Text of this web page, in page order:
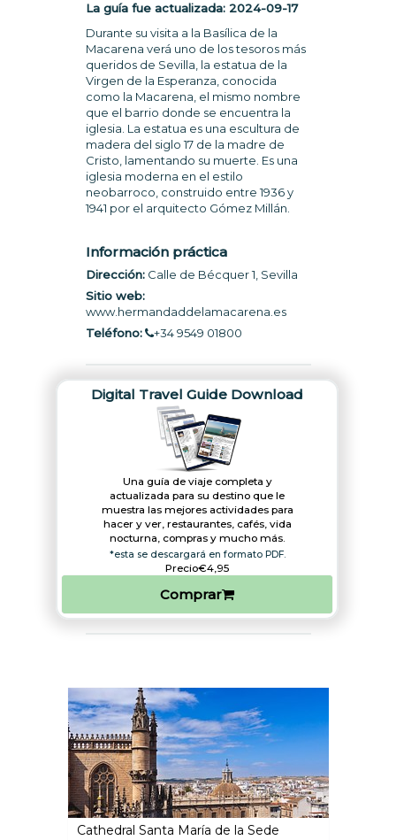
La guía fue actualizada: 2024-09-17
Durante su visita a la Basílica de la
Macarena verá uno de los tesoros más
queridos de Sevilla, la estatua de la
Virgen de la Esperanza, conocida
como la Macarena, el mismo nombre
que el barrio donde se encuentra la
iglesia. La estatua es una escultura de
madera del siglo 17 de la madre de
Cristo, lamentando su muerte. Es una
iglesia moderna en el estilo
neobarroco, construido entre 1936 y
1941 por el arquitecto Gómez Millán.
Información práctica
Dirección:Calle de Bécquer 1, Sevilla
Sitio web:
www.hermandaddelamacarena.es
Teléfono:
+34 9549 01800
Digital Travel Guide Download
Una guía de viaje completa y
actualizada para su destino que le
muestra las mejores actividades para
hacer y ver, restaurantes, cafés, vida
nocturna, compras y mucho más.
*esta se descargará en formato PDF.
Precio€4,95
Comprar
Cathedral Santa María de la Sede